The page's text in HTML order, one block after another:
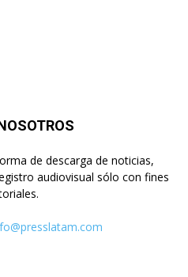
de descarga de noticias,
audiovisual sólo con fines